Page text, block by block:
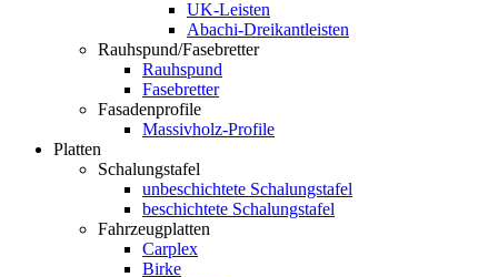
UK-Leisten
Abachi-Dreikantleisten
Rauhspund/Fasebretter
Rauhspund
Fasebretter
Fasadenprofile
Massivholz-Profile
Platten
Schalungstafel
unbeschichtete Schalungstafel
beschichtete Schalungstafel
Fahrzeugplatten
Carplex
Birke